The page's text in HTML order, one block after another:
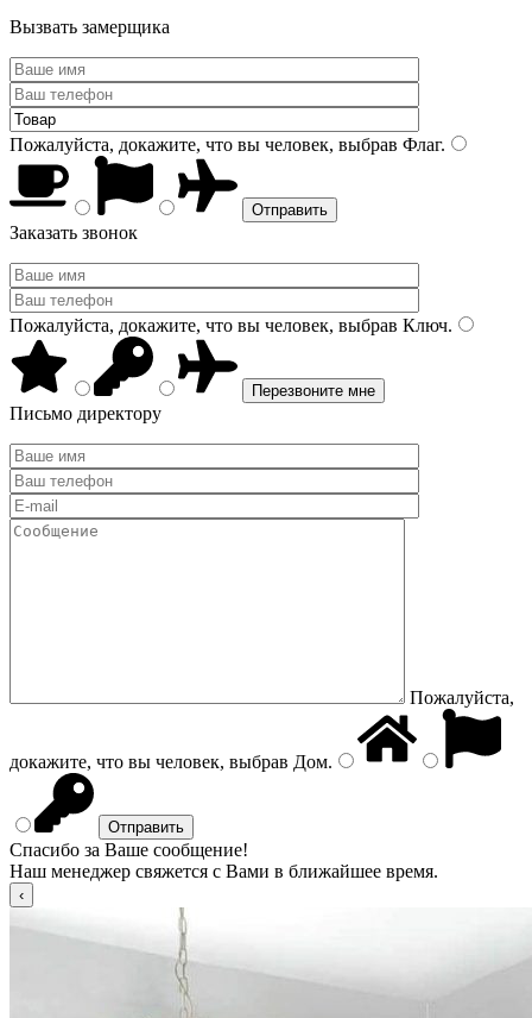
Вызвать замерщика
Пожалуйста, докажите, что вы человек, выбрав Флаг.
Заказать звонок
Пожалуйста, докажите, что вы человек, выбрав Ключ.
Письмо директору
Пожалуйста,
докажите, что вы человек, выбрав Дом.
Спасибо за Ваше сообщение!
Наш менеджер свяжется с Вами в ближайшее время.